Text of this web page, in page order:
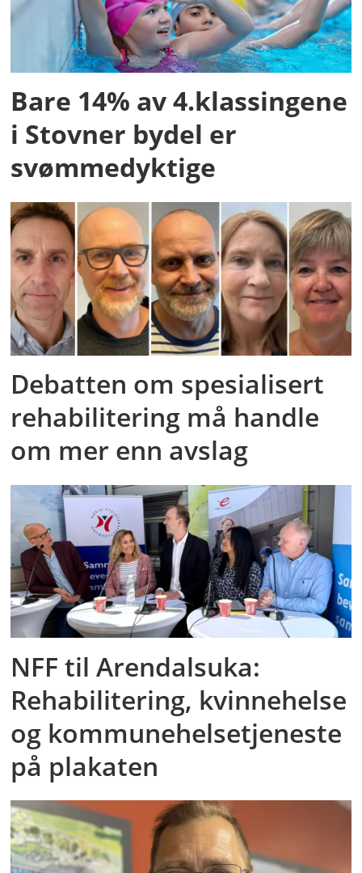
Bare 14% av 4.klassingene
i Stovner bydel er
svømmedyktige
Debatten om spesialisert
rehabilitering må handle
om mer enn avslag
NFF til Arendalsuka:
Rehabilitering, kvinnehelse
og kommunehelsetjeneste
på plakaten